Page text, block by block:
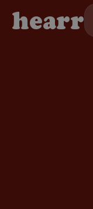
hearr